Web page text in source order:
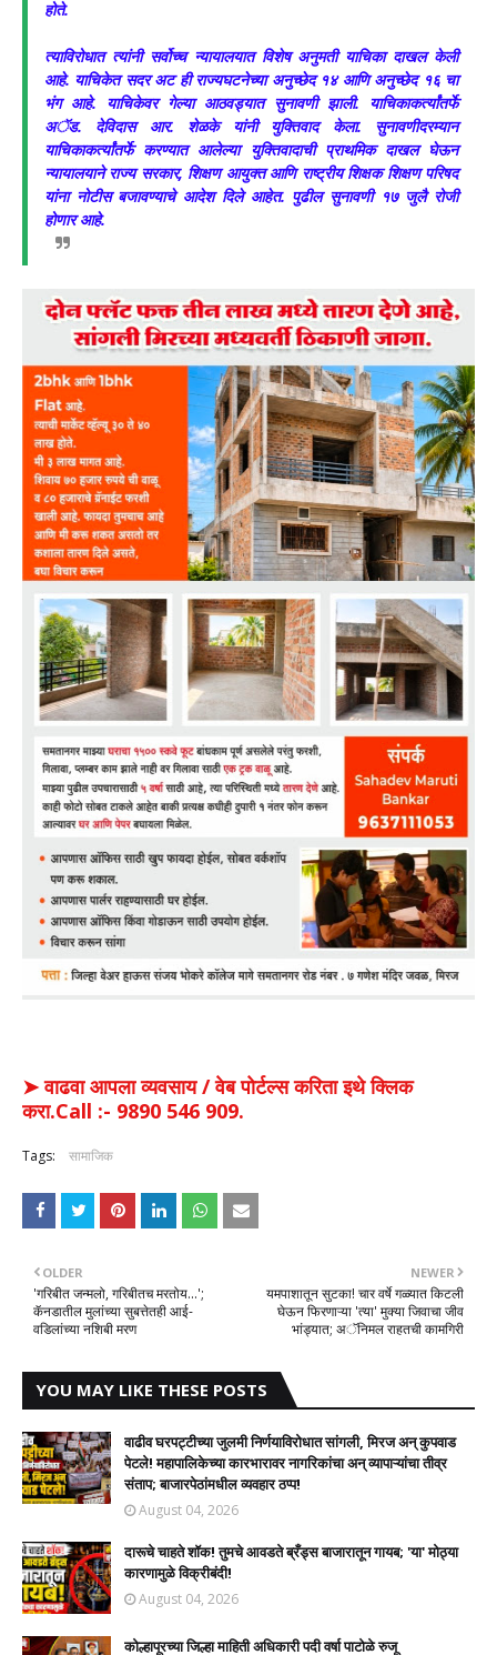
होते.
त्याविरोधात त्यांनी सर्वोच्च न्यायालयात विशेष अनुमती याचिका दाखल केली
आहे. याचिकेत सदर अट ही राज्यघटनेच्या अनुच्छेद १४ आणि अनुच्छेद १६ चा
भंग आहे. याचिकेवर गेल्या आठवड्यात सुनावणी झाली. याचिकाकर्त्यांतर्फे
अॅड. देविदास आर. शेळके यांनी युक्तिवाद केला. सुनावणीदरम्यान
याचिकाकर्त्यांतर्फे करण्यात आलेल्या युक्तिवादाची प्राथमिक दाखल घेऊन
न्यायालयाने राज्य सरकार, शिक्षण आयुक्त आणि राष्ट्रीय शिक्षक शिक्षण परिषद
यांना नोटीस बजावण्याचे आदेश दिले आहेत. पुढील सुनावणी १७ जुलै रोजी
होणार आहे.
➤ वाढवा आपला व्यवसाय / वेब पोर्टल्स करिता इथे क्लिक
करा.Call :- 9890 546 909.
Tags: सामाजिक
NEWER
यमपाशातून सुटका! चार वर्षे गळ्यात किटली
घेऊन फिरणाऱ्या 'त्या' मुक्या जिवाचा जीव
भांड्यात; अॅनिमल राहतची कामगिरी
OLDER
'गरिबीत जन्मलो, गरिबीतच मरतोय...';
कॅनडातील मुलांच्या सुबत्तेतही आई-
वडिलांच्या नशिबी मरण
YOU MAY LIKE THESE POSTS
वाढीव घरपट्टीच्या जुलमी निर्णयाविरोधात सांगली, मिरज अन् कुपवाड
पेटले! महापालिकेच्या कारभारावर नागरिकांचा अन् व्यापाऱ्यांचा तीव्र
संताप; बाजारपेठांमधील व्यवहार ठप्प!​
August 04, 2026
दारूचे चाहते शॉक! तुमचे आवडते ब्रँड्स बाजारातून गायब; 'या' मोठ्या
कारणामुळे विक्रीबंदी!
August 04, 2026
कोल्हापूरच्या जिल्हा माहिती अधिकारी पदी वर्षा पाटोळे रुजू